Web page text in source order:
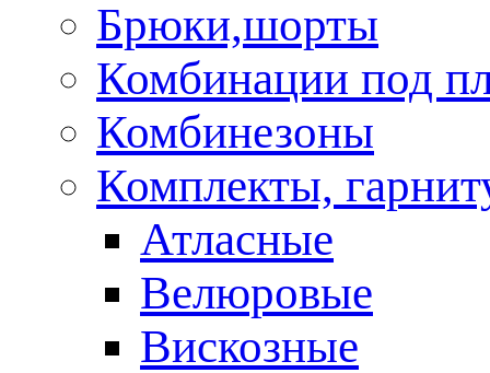
Брюки,шорты
Комбинации под
Комбинезоны
Комплекты,
Атласные
Велюровые
Вискозные